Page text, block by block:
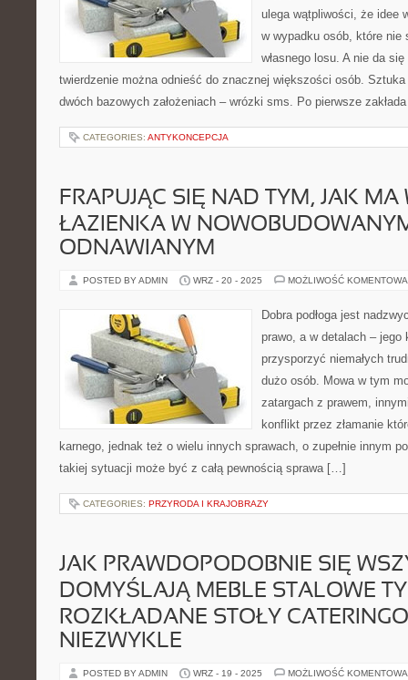
ulega wątpliwości, że idee
w wypadku osób, które nie
własnego losu. A nie da
twierdzenie można odnieść do znacznej większości osób.
dwóch bazowych założeniach – wrózki sms. Po pierwsze
CATEGORIES: ANTYKONCEPCJA
FRAPUJĄC SIĘ NAD TYM, JAK MA
ŁAZIENKA W
ODNAWIANYM
POSTED BY ADMIN WRZ - 20 - 2025 MOŻLIWOŚĆ
Dobra podłoga jest
prawo, a w detalach – jego
przysporzyć niemałych
dużo osób. Mowa w tym
zatargach z prawem,
konflikt przez złamanie
karnego, jednak też o wielu innych sprawach, o zupełnie innym
takiej sytuacji może być z całą pewnością sprawa […]
CATEGORIES: PRZYRODA I KRAJOBRAZY
JAK PRAWDOPODOBNIE SIĘ
DOMYŚLAJĄ MEBLE STALOWE
ROZKŁADANE STOŁY
NIEZWYKLE
POSTED BY ADMIN WRZ - 19 - 2025 MOŻLIWOŚĆ